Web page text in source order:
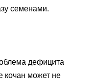
семенами.
дефицита
кочан может не